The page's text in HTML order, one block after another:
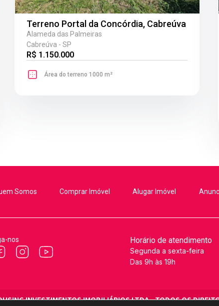
Terreno Portal da Concórdia, Cabreúva
Alameda das Palmeiras
Cabreúva - SP
R$ 1.150.000
Área do terreno 1000 m²
Somos Comprar Imóvel Alugar Imóvel
nos Horário de atendimento
Segunda a sexta-feira
Das 9h às 19h
INVESTIMENTOS IMOBILIÁRIOS LTDA - TODOS OS